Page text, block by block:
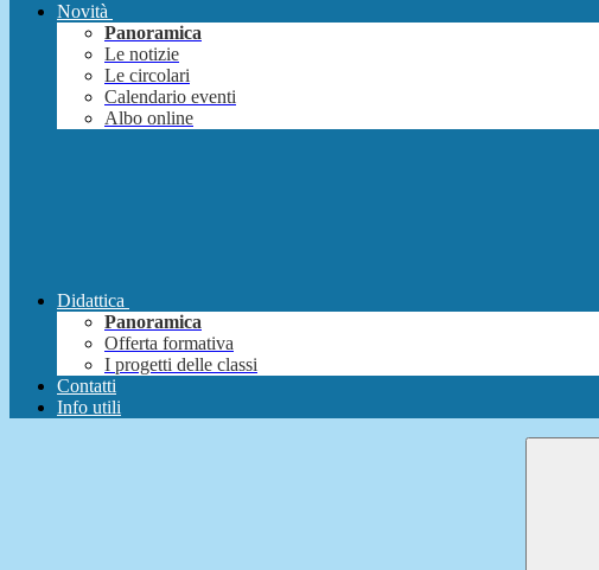
Novità
Panoramica
Le notizie
Le circolari
Calendario eventi
Albo online
Didattica
Panoramica
Offerta formativa
I progetti delle classi
Contatti
Info utili